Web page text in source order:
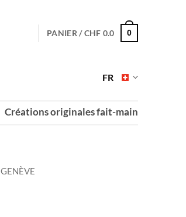
PANIER /CHF 0.0 0
FR
Créations originales fait-main
GENÈVE